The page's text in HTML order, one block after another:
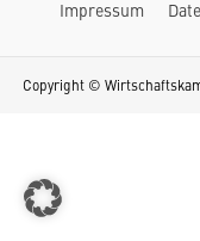
Impressum
Copyright ©